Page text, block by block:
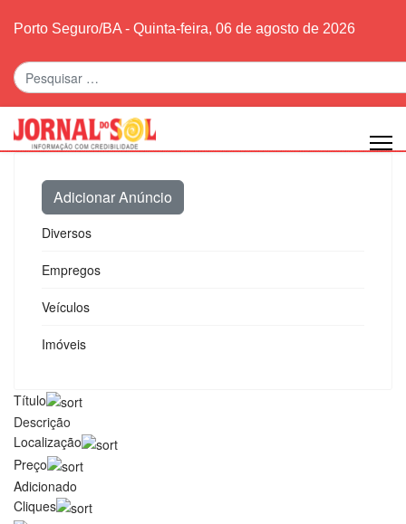
Porto Seguro/BA - Quinta-feira, 06 de agosto de 2026
Pesquisar
Adicionar Anúncio
Diversos
Empregos
Veículos
Imóveis
Título
Descrição
Localização
Preço
Adicionado
Cliques